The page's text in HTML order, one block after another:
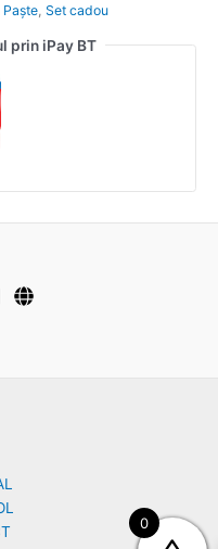
Set cadou
prin iPay BT
0